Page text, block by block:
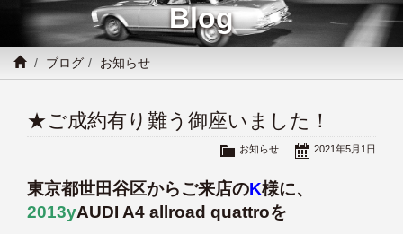
Blog
ブログ お知らせ
★ご成約有り難う御座いました！
2021年5月1日
お知らせ
東京都世田谷区からご来店のK様に、
2013yAUDI A4 allroad quattroを